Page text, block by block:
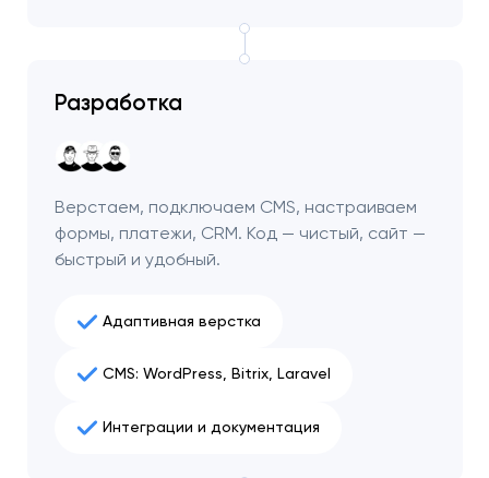
Разработка
Верстаем, подключаем CMS, настраиваем
формы, платежи, CRM. Код — чистый, сайт —
быстрый и удобный.
Адаптивная верстка
CMS: WordPress, Bitrix, Laravel
Интеграции и документация